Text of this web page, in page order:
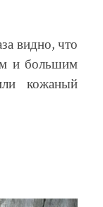
видно, что
и большим
кожаный